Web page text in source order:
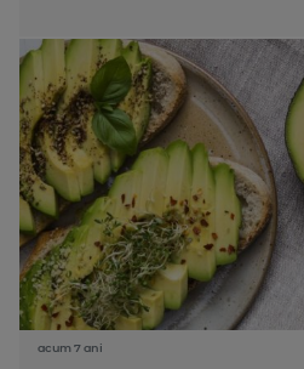
acum 7 ani